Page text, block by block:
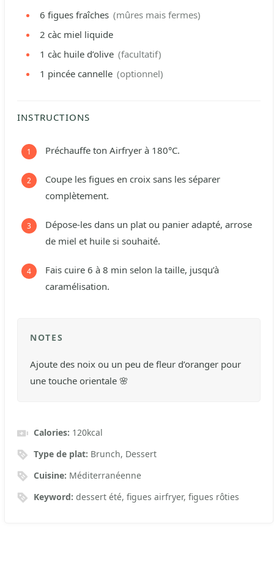
6 figues fraîches (mûres mais fermes)
2 càc miel liquide
1 càc huile d’olive (facultatif)
1 pincée cannelle (optionnel)
INSTRUCTIONS
Préchauffe ton Airfryer à 180°C.
Coupe les figues en croix sans les séparer
complètement.
Dépose-les dans un plat ou panier adapté, arrose
de miel et huile si souhaité.
Fais cuire 6 à 8 min selon la taille, jusqu’à
caramélisation.
NOTES
Ajoute des noix ou un peu de fleur d’oranger pour
une touche orientale 🌸
Calories: 120kcal
Type de plat: Brunch, Dessert
Cuisine: Méditerranéenne
Keyword:dessert été, figues airfryer, figues rôties